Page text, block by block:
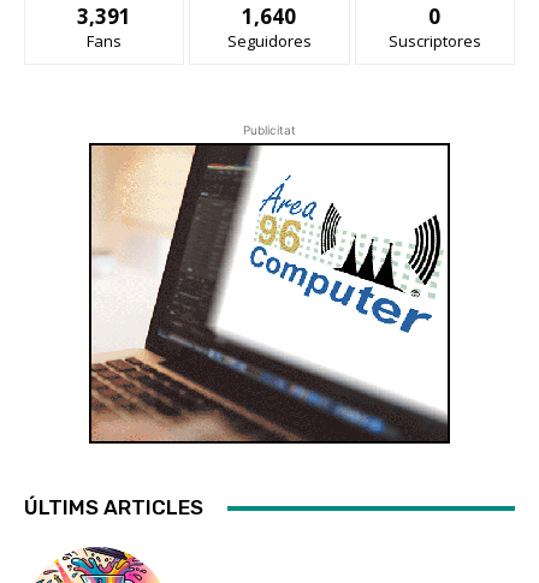
3,391
Fans
1,640
Seguidores
0
Suscriptores
Publicitat
ÚLTIMS ARTICLES